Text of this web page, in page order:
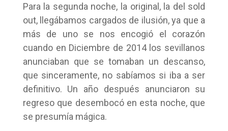
Para la segunda noche, la original, la del sold
out, llegábamos cargados de ilusión, ya que a
más de uno se nos encogió el corazón
cuando en Diciembre de 2014 los sevillanos
anunciaban que se tomaban un descanso,
que sinceramente, no sabíamos si iba a ser
definitivo. Un año después anunciaron su
regreso que desembocó en esta noche, que
se presumía mágica.